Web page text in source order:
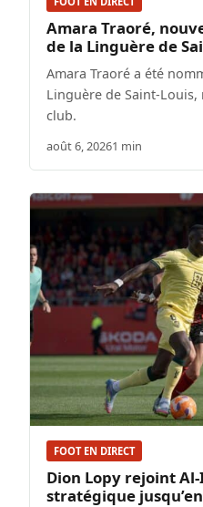
Amara Traoré,
de la Linguère de
Amara Traoré a été
Linguère de Saint-
club.
août 6, 20261 min
FOOT EN DIRECT
Dion Lopy rejoint
stratégique